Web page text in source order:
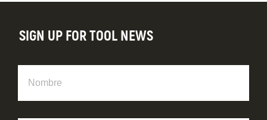
SIGN UP FOR TOOL NEWS